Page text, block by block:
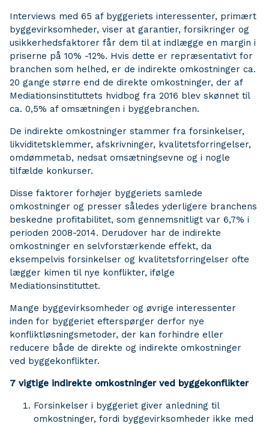
Interviews med 65 af byggeriets interessenter, primært
byggevirksomheder, viser at garantier, forsikringer og
usikkerhedsfaktorer får dem til at indlægge en margin i
priserne på 10% -12%. Hvis dette er repræsentativt for
branchen som helhed, er de indirekte omkostninger ca.
20 gange større end de direkte omkostninger, der af
Mediationsinstituttets hvidbog fra 2016 blev skønnet til
ca. 0,5% af omsætningen i byggebranchen.
De indirekte omkostninger stammer fra forsinkelser,
likviditetsklemmer, afskrivninger, kvalitetsforringelser,
omdømmetab, nedsat omsætningsevne og i nogle
tilfælde konkurser.
Disse faktorer forhøjer byggeriets samlede
omkostninger og presser således yderligere branchens
beskedne profitabilitet, som gennemsnitligt var 6,7% i
perioden 2008-2014. Derudover har de indirekte
omkostninger en selvforstærkende effekt, da
eksempelvis forsinkelser og kvalitetsforringelser ofte
lægger kimen til nye konflikter, ifølge
Mediationsinstituttet.
Mange byggevirksomheder og øvrige interessenter
inden for byggeriet efterspørger derfor nye
konfliktløsningsmetoder, der kan forhindre eller
reducere både de direkte og indirekte omkostninger
ved byggekonflikter.
7 vigtige indirekte omkostninger ved byggekonflikter
Forsinkelser i byggeriet giver anledning til
omkostninger, fordi byggevirksomheder ikke med